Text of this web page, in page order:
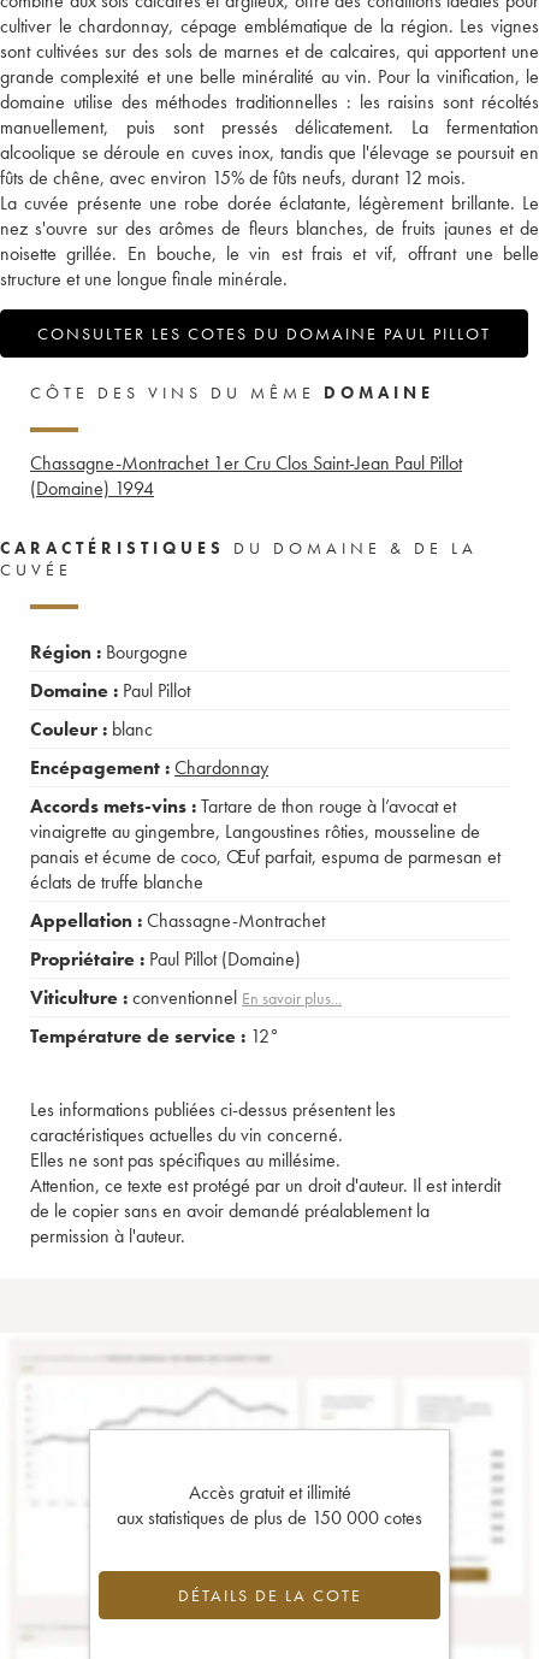
cultiver le chardonnay, cépage emblématique de la région. Les vignes
sont cultivées sur des sols de marnes et de calcaires, qui apportent une
grande complexité et une belle minéralité au vin. Pour la vinification, le
domaine utilise des méthodes traditionnelles : les raisins sont récoltés
manuellement, puis sont pressés délicatement. La fermentation
alcoolique se déroule en cuves inox, tandis que l'élevage se poursuit en
fûts de chêne, avec environ 15% de fûts neufs, durant 12 mois.
La cuvée présente une robe dorée éclatante, légèrement brillante. Le
nez s'ouvre sur des arômes de fleurs blanches, de fruits jaunes et de
noisette grillée. En bouche, le vin est frais et vif, offrant une belle
structure et une longue finale minérale.
CONSULTER LES COTES DU DOMAINE PAUL PILLOT
CÔTE DES VINS DU MÊME DOMAINE
Chassagne-Montrachet 1er Cru Clos Saint-Jean Paul Pillot
(Domaine) 1994
CARACTÉRISTIQUES
DU DOMAINE & DE LA
CUVÉE
Région : Bourgogne
Domaine : Paul Pillot
Couleur : blanc
Encépagement :Chardonnay
Accords mets-vins :Tartare de thon rouge à l’avocat et
vinaigrette au gingembre, Langoustines rôties, mousseline de
panais et écume de coco, Œuf parfait, espuma de parmesan et
éclats de truffe blanche
Appellation :Chassagne-Montrachet
Propriétaire : Paul Pillot (Domaine)
Viticulture :conventionnel En savoir plus...
Température de service : 12°
Les informations publiées ci-dessus présentent les
caractéristiques actuelles du vin concerné.
Elles ne sont pas spécifiques au millésime.
Attention, ce texte est protégé par un droit d'auteur. Il est interdit
de le copier sans en avoir demandé préalablement la
permission à l'auteur.
Accès gratuit et illimité
aux statistiques de plus de 150 000 cotes
DÉTAILS DE LA COTE